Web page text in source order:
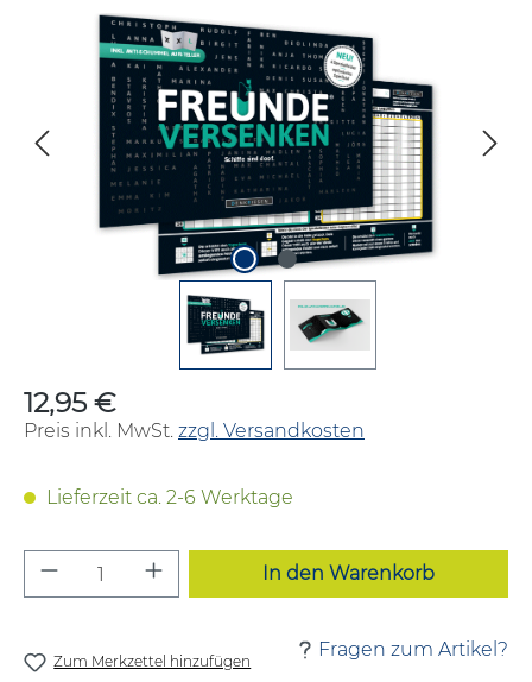
Bildergalerie überspringen
Regulärer Preis:
12,95 €
Preis inkl. MwSt. zzgl. Versandkosten
Lieferzeit ca. 2-6 Werktage
Produkt Anzahl: Gib den
In den Warenkorb
Zum Merkzettel hinzufügen
Fragen zum Artikel?